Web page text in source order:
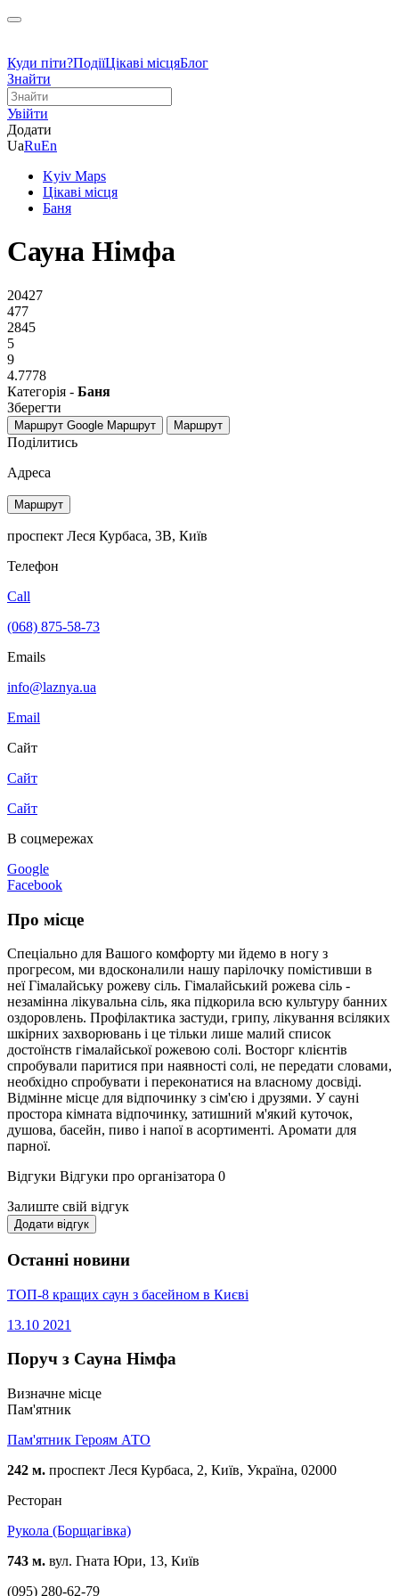
Куди піти?ПодіїЦікаві місцяБлог
Знайти
Увійти
Додати
UaRuEn
Kyiv Maps
Цікаві місця
Баня
Сауна Німфа
20427
477
2845
5
9
4.7778
Категорія - Баня
Зберегти
Маршрут Google Маршрут Маршрут
Поділитись
Адреса
Маршрут
проспект Леся Курбаса, 3В, Київ
Телефон
Call
(068) 875-58-73
Emails
info@laznya.ua
Email
Сайт
Сайт
Сайт
В соцмережах
Google
Facebook
Про місце
Спеціально для Вашого комфорту ми йдемо в ногу з
прогресом, ми вдосконалили нашу парілочку помістивши в
неї Гімалайську рожеву сіль. Гімалайський рожева сіль -
незамінна лікувальна сіль, яка підкорила всю культуру банних
оздоровлень. Профілактика застуди, грипу, лікування всіляких
шкірних захворювань і це тільки лише малий список
достоїнств гімалайської рожевою солі. Восторг клієнтів
спробували паритися при наявності солі, не передати словами,
необхідно спробувати і переконатися на власному досвіді.
Відмінне місце для відпочинку з сім'єю і друзями. У сауні
простора кімната відпочинку, затишний м'який куточок,
душова, басейн, пиво і напої в асортименті. Аромати для
парної.
Відгуки Відгуки про організатора 0
Залиште свій відгук
Додати відгук
Останні новини
ТОП-8 кращих саун з басейном в Києві
13.10 2021
Поруч з Сауна Німфа
Визначне місце
Пам'ятник
Пам'ятник Героям АТО
242 м. проспект Леся Курбаса, 2, Київ, Україна, 02000
Ресторан
Рукола (Борщагівка)
743 м. вул. Гната Юри, 13, Київ
(095) 280-62-79